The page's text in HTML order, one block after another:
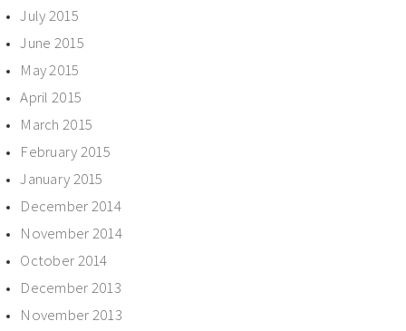
July 2015
June 2015
May 2015
April 2015
March 2015
February 2015
January 2015
December 2014
November 2014
October 2014
December 2013
November 2013